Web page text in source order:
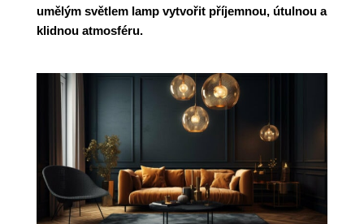
umělým světlem lamp vytvořit příjemnou, útulnou a
klidnou atmosféru.